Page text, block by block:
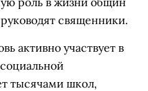
священники.
активно участвует в
тысячами школ,